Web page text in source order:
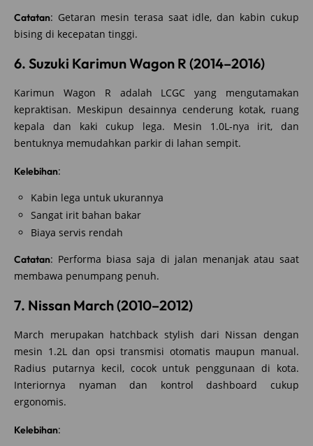
Catatan: Getaran mesin terasa saat idle, dan kabin cukup
bising di kecepatan tinggi.
6. Suzuki Karimun Wagon R (2014–2016)
Karimun Wagon R adalah LCGC yang mengutamakan
kepraktisan. Meskipun desainnya cenderung kotak, ruang
kepala dan kaki cukup lega. Mesin 1.0L-nya irit, dan
bentuknya memudahkan parkir di lahan sempit.
Kelebihan:
Kabin lega untuk ukurannya
Sangat irit bahan bakar
Biaya servis rendah
Catatan: Performa biasa saja di jalan menanjak atau saat
membawa penumpang penuh.
7. Nissan March (2010–2012)
March merupakan hatchback stylish dari Nissan dengan
mesin 1.2L dan opsi transmisi otomatis maupun manual.
Radius putarnya kecil, cocok untuk penggunaan di kota.
Interiornya nyaman dan kontrol dashboard cukup
ergonomis.
Kelebihan: